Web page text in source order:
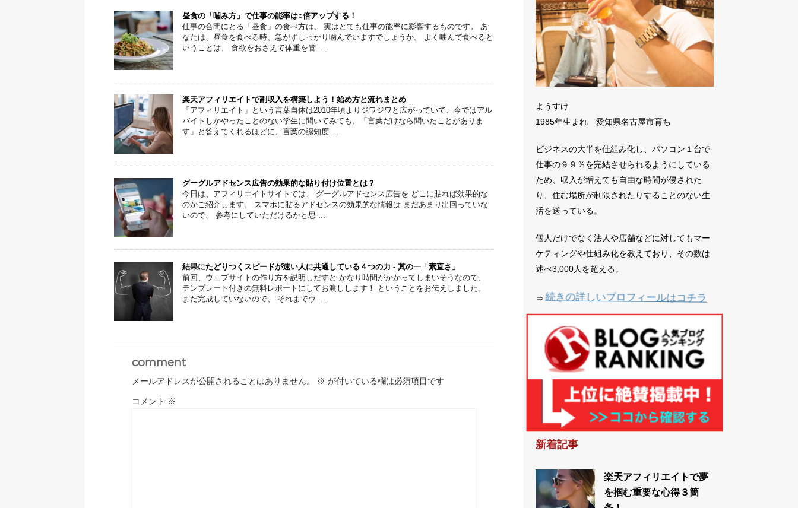
昼食の「噛み方」で仕事の能率は○倍アップする！
仕事の合間にとる「昼食」の食べ方は、 実はとても仕事の能率に影響するものです。 あ
なたは、昼食を食べる時、急がずしっかり噛んでいますでしょうか。 よく噛んで食べると
いうことは、 食欲をおさえて体重を管 ...
楽天アフィリエイトで副収入を構築しよう！始め方と流れまとめ
「アフィリエイト」という言葉自体は2010年頃よりジワジワと広がっていて、今ではアル
バイトしかやったことのない学生に聞いてみても、「言葉だけなら聞いたことがありま
す」と答えてくれるほどに、言葉の認知度 ...
グーグルアドセンス広告の効果的な貼り付け位置とは？
今日は、アフィリエイトサイトでは、 グーグルアドセンス広告を どこに貼れば効果的な
のかご紹介します。 スマホに貼るアドセンスの効果的な情報は まだあまり出回っていな
いので、 参考にしていただけるかと思 ...
結果にたどりつくスピードが速い人に共通している４つの力 - 其の一「素直さ」
前回、ウェブサイトの作り方を説明しだすと かなり時間がかかってしまいそうなので、
テンプレート付きの無料レポートにしてお渡しします！ ということをお伝えしました。
まだ完成していないので、 それまでウ ...
comment
メールアドレスが公開されることはありません。 ※ が付いている欄は必須項目です
コメント ※
ようすけ
1985年生まれ 愛知県名古屋市育ち
ビジネスの大半を仕組み化し、パソコン１台で
仕事の９９％を完結させられるようにしている
ため、収入が増えても自由な時間が侵された
り、住む場所が制限されたりすることのない生
活を送っている。
個人だけでなく法人や店舗などに対してもマー
ケティングや仕組み化を教えており、その数は
述べ3,000人を超える。
⇒続きの詳しいプロフィールはコチラ
新着記事
楽天アフィリエイトで夢
を掴む重要な心得３箇